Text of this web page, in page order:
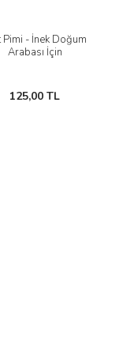
Pimi - İnek Doğum
Arabası İçin
125,00 TL